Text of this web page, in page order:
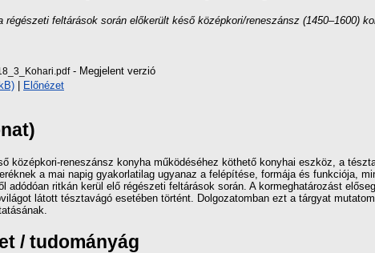
régészeti feltárások során előkerült késő középkori/reneszánsz (1450–1600)
- Megjelent verzió
| Előnézet
középkori-reneszánsz konyha működéséhez köthető konyhai eszköz, a
a mai napig gyakorlatilag ugyanaz a felépítése, formája és funkciója,
adódóan ritkán kerül elő régészeti feltárások során. A kormeghatározást
látott tésztavágó esetében történt. Dolgozatomban ezt a tárgyat
/ tudományág